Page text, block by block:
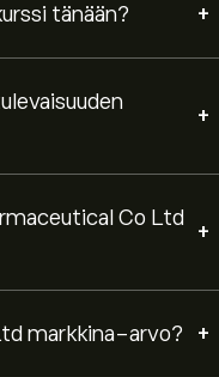
tänään? +
+
Co Ltd
+
markkina-arvo? +